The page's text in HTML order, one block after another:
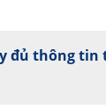
đủ thông